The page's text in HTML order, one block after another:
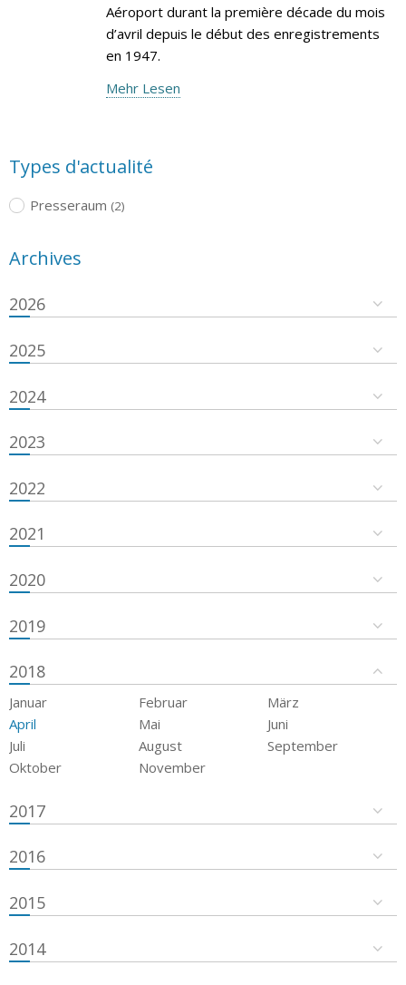
Aéroport durant la première décade du mois
d’avril depuis le début des enregistrements
en 1947.
Mehr Lesen
Types d'actualité
Presseraum (2)
Archives
2026
2025
2024
2023
2022
2021
2020
2019
2018
Januar Februar
März
April
Mai
Juni
Juli
August
September
Oktober
November
2017
2016
2015
2014